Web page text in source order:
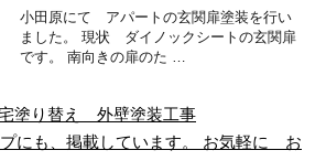
小田原にて アパートの玄関扉塗装を行い
ました。 現状 ダイノックシートの玄関扉
です。 南向きの扉のた …
塗り替え 外壁塗装工事
にも、掲載しています。 お気軽に お